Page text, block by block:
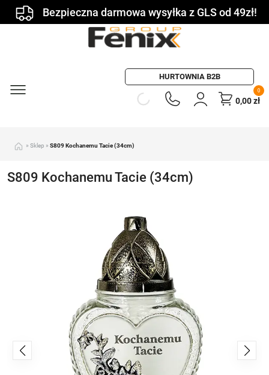
Bezpieczna darmowa wysyłka z GLS od 49zł!
HURTOWNIA B2B
0
0,00zł
» Sklep » S809 Kochanemu Tacie (34cm)
S809 Kochanemu Tacie (34cm)